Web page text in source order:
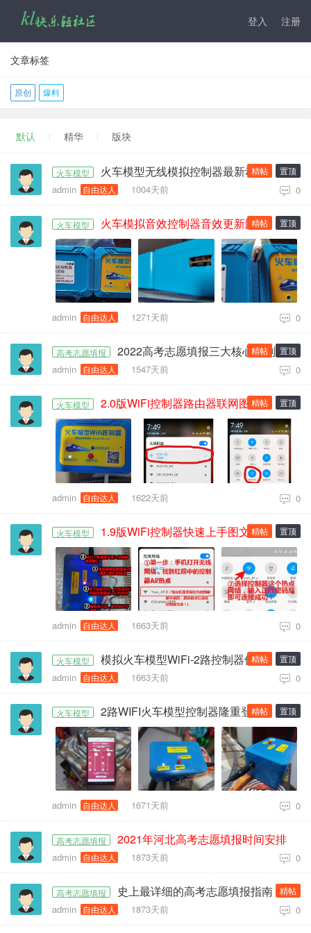
登入 注册
文章标签
原创 爆料
默认 精华 版块
火车模型 火车模型无线模拟控制器最新动态消息
admin 自由达人 1004天前 0
精帖 置顶
火车模型 火车模拟音效控制器音效更新图文教程
admin 自由达人 1271天前 0
精帖 置顶
高考志愿填报 2022高考志愿填报三大核心原则，升学参考！
admin 自由达人 1547天前 0
精帖 置顶
火车模型 2.0版WiFi控制器路由器联网图文简明操作教程
admin 自由达人 1622天前 0
精帖 置顶
火车模型 1.9版WiFi控制器快速上手图文简明操作教程！
admin 自由达人 1663天前 0
精帖 置顶
火车模型 模拟火车模型WiFi-2路控制器使用说明及重要声明
admin 自由达人 1663天前 0
精帖 置顶
火车模型 2路WIFI火车模型控制器隆重登场!
admin 自由达人 1671天前 0
精帖 置顶
高考志愿填报 2021年河北高考志愿填报时间安排
admin 自由达人 1873天前 0
高考志愿填报 史上最详细的高考志愿填报指南
admin 自由达人 1873天前 0
精帖